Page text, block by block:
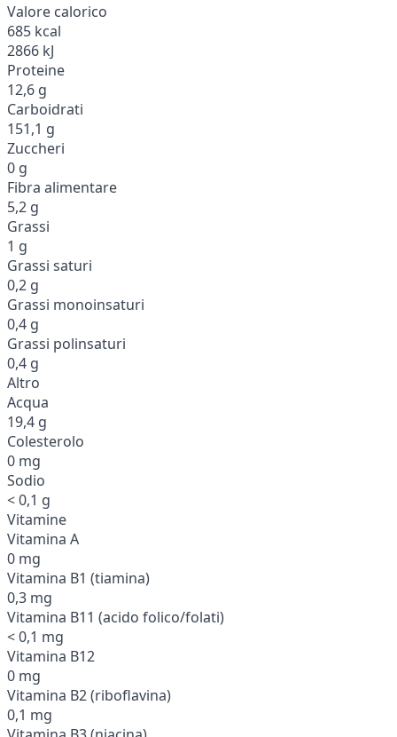
Valore calorico
685 kcal
2866 kJ
Proteine
12,6 g
Carboidrati
151,1 g
Zuccheri
0 g
Fibra alimentare
5,2 g
Grassi
1 g
Grassi saturi
0,2 g
Grassi monoinsaturi
0,4 g
Grassi polinsaturi
0,4 g
Altro
Acqua
19,4 g
Colesterolo
0 mg
Sodio
< 0,1 g
Vitamine
Vitamina A
0 mg
Vitamina B1 (tiamina)
0,3 mg
Vitamina B11 (acido folico/folati)
< 0,1 mg
Vitamina B12
0 mg
Vitamina B2 (riboflavina)
0,1 mg